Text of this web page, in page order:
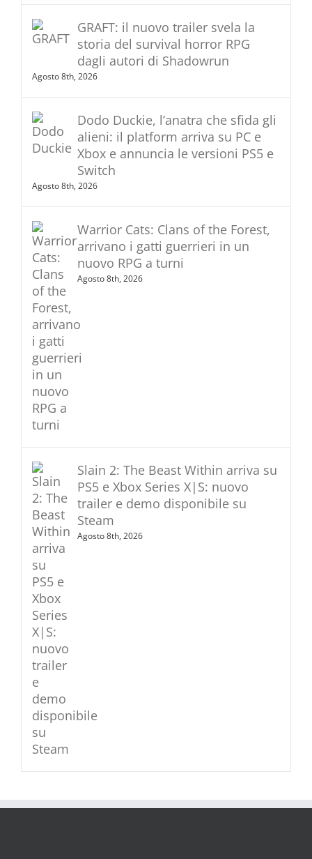
GRAFT: il nuovo trailer svela la
storia del survival horror RPG
dagli autori di Shadowrun
Agosto 8th, 2026
Dodo Duckie, l’anatra che sfida gli
alieni: il platform arriva su PC e
Xbox e annuncia le versioni PS5 e
Switch
Agosto 8th, 2026
Warrior Cats: Clans of the Forest,
arrivano i gatti guerrieri in un
nuovo RPG a turni
Agosto 8th, 2026
Slain 2: The Beast Within arriva su
PS5 e Xbox Series X|S: nuovo
trailer e demo disponibile su
Steam
Agosto 8th, 2026